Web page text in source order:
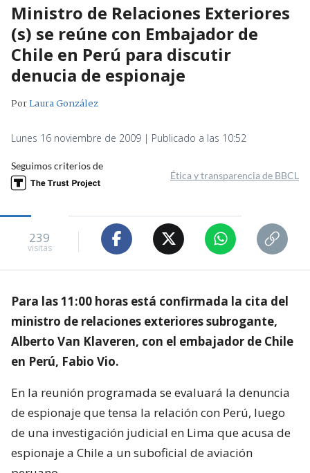
Ministro de Relaciones Exteriores
(s) se reúne con Embajador de
Chile en Perú para discutir
denucia de espionaje
PorLaura González
Lunes 16 noviembre de 2009 | Publicado a las 10:52
Seguimos criterios de
Ética y transparencia de BBCL
239
visitas
Para las 11:00 horas está confirmada la cita del
ministro de relaciones exteriores subrogante,
Alberto Van Klaveren, con el embajador de Chile
en Perú, Fabio Vio.
En la reunión programada se evaluará la denuncia
de espionaje que tensa la relación con Perú, luego
de una investigación judicial en Lima que acusa de
espionaje a Chile a un suboficial de aviación